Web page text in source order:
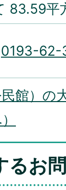
83.59平
0193-62-
館）の
るお